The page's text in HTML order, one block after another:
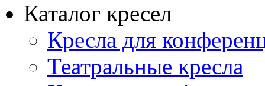
Каталог кресел
Кресла для
Театральные кресла